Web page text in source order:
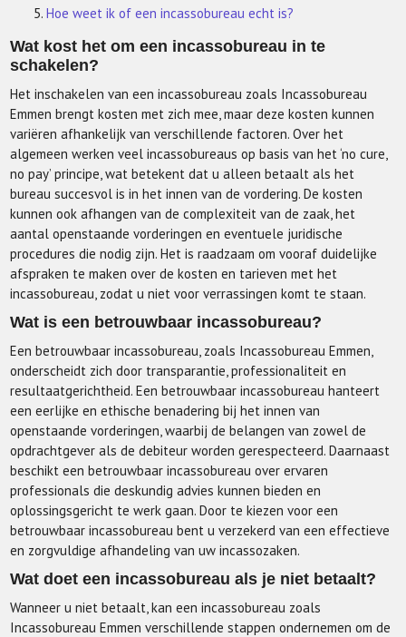
Hoe weet ik of een incassobureau echt is?
Wat kost het om een incassobureau in te
schakelen?
Het inschakelen van een incassobureau zoals Incassobureau
Emmen brengt kosten met zich mee, maar deze kosten kunnen
variëren afhankelijk van verschillende factoren. Over het
algemeen werken veel incassobureaus op basis van het ‘no cure,
no pay’ principe, wat betekent dat u alleen betaalt als het
bureau succesvol is in het innen van de vordering. De kosten
kunnen ook afhangen van de complexiteit van de zaak, het
aantal openstaande vorderingen en eventuele juridische
procedures die nodig zijn. Het is raadzaam om vooraf duidelijke
afspraken te maken over de kosten en tarieven met het
incassobureau, zodat u niet voor verrassingen komt te staan.
Wat is een betrouwbaar incassobureau?
Een betrouwbaar incassobureau, zoals Incassobureau Emmen,
onderscheidt zich door transparantie, professionaliteit en
resultaatgerichtheid. Een betrouwbaar incassobureau hanteert
een eerlijke en ethische benadering bij het innen van
openstaande vorderingen, waarbij de belangen van zowel de
opdrachtgever als de debiteur worden gerespecteerd. Daarnaast
beschikt een betrouwbaar incassobureau over ervaren
professionals die deskundig advies kunnen bieden en
oplossingsgericht te werk gaan. Door te kiezen voor een
betrouwbaar incassobureau bent u verzekerd van een effectieve
en zorgvuldige afhandeling van uw incassozaken.
Wat doet een incassobureau als je niet betaalt?
Wanneer u niet betaalt, kan een incassobureau zoals
Incassobureau Emmen verschillende stappen ondernemen om de